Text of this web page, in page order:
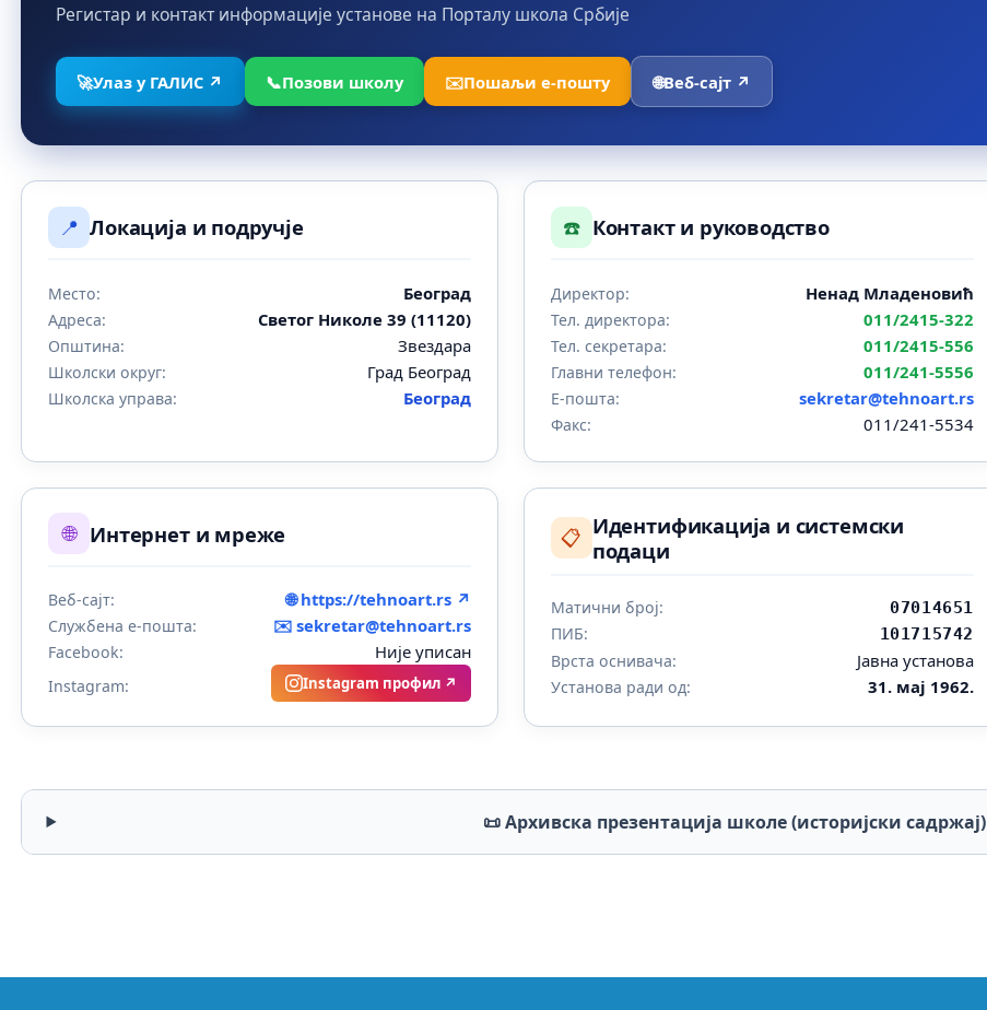
Регистар и контакт информације установе на Порталу школа Србије
🚀Улаз у ГАЛИС ↗ 📞Позови школу ✉️Пошаљи е-пошту 🌐Веб-сајт ↗
📍 Локација и подручје
Место: Београд
Адреса: Светог Николе 39 (11120)
Општина: Звездара
Школски округ: Град Београд
Школска управа: Београд
☎️ Контакт и руководство
Директор: Ненад Младеновић
Тел. директора: 011/2415-322
Тел. секретара: 011/2415-556
Главни телефон: 011/241-5556
Е-пошта: sekretar@tehnoart.rs
Факс: 011/241-5534
🌐 Интернет и мреже
Веб-сајт: 🌐 https://tehnoart.rs ↗
Службена е-пошта: ✉️sekretar@tehnoart.rs
Facebook: Није уписан
Instagram: Instagram профил ↗
📋 Идентификација и системски
подаци
Матични број: 07014651
ПИБ: 101715742
Врста оснивача: Јавна установа
Установа ради од: 31. мај 1962.
📜 Архивска презентација школе (историјски садржај)